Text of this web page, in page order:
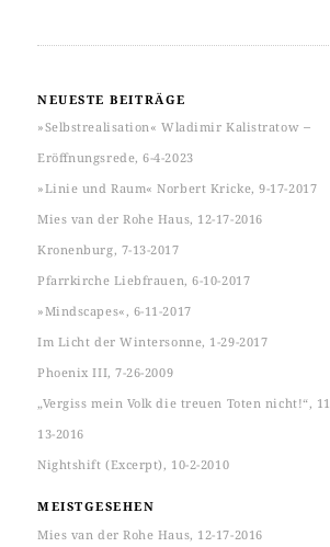
NEUESTE BEITRÄGE
»Selbstrealisation« Wladimir Kalistratow ‒
Eröffnungsrede, 6-4-2023
»Linie und Raum« Norbert Kricke, 9-17-2017
Mies van der Rohe Haus, 12-17-2016
Kronenburg, 7-13-2017
Pfarrkirche Liebfrauen, 6-10-2017
»Mindscapes«, 6-11-2017
Im Licht der Wintersonne, 1-29-2017
Phoenix III, 7-26-2009
„Vergiss mein Volk die treuen Toten nicht!“,
13-2016
Nightshift (Excerpt), 10-2-2010
MEISTGESEHEN
Mies van der Rohe Haus, 12-17-2016